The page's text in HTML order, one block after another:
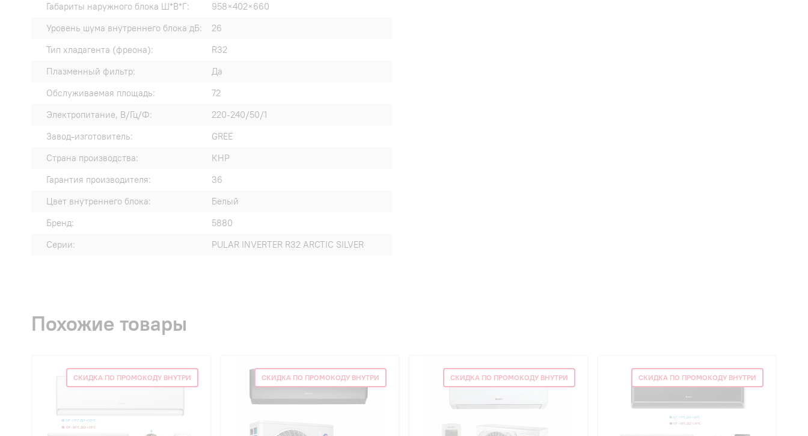
Габариты наружного блока Ш*В*Г:
958×402×660
Уровень шума внутреннего блока дБ:
26
Тип хладагента (фреона):
R32
Плазменный фильтр:
Да
Обслуживаемая площадь:
72
Электропитание, В/Гц/Ф:
220-240/50/1
Завод-изготовитель:
GREE
Страна производства:
КНР
Гарантия производителя:
36
Цвет внутреннего блока:
Белый
Бренд:
5880
Серии:
PULAR INVERTER R32 ARCTIC SILVER
Похожие товары
СКИДКА ПО ПРОМОКОДУ ВНУТРИ СКИДКА ПО ПРОМОКОДУ ВНУТРИ СКИДКА ПО ПРОМОКОДУ ВНУТРИ СКИДКА ПО ПРОМОКОДУ ВНУТРИ